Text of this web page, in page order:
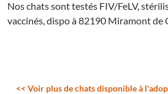
Nos chats sont testés FIV/FeLV,
vaccinés, dispo à 82190 Miramont de
<< Voir plus de chats disponible à